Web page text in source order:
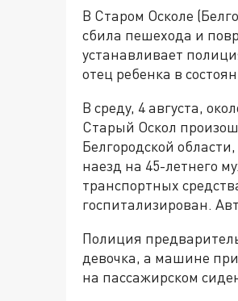
В Старом Осколе
сбила пешехода и
устанавливает
отец ребенка в
В среду, 4 августа,
Старый Оскол
Белгородской
наезд на 45-летнего
транспортных
госпитализирован.
Полиция
девочка, а машине
на пассажирском